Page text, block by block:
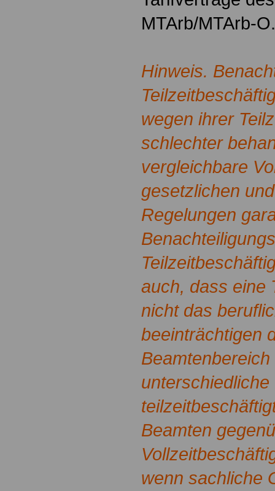
MTArb/MTArb-O.
Hinweis.
wegen ihrer
schlechter
vergleichbare
gesetzlichen
Regelungen
auch, dass eine
nicht das
beeinträchtigen
Beamten
wenn sachliche